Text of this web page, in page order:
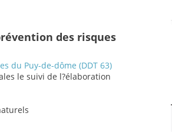
des risques
du Puy-de-dôme (DDT 63)
le suivi de l?élaboration